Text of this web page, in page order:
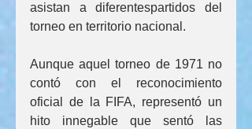
asistan a diferentespartidos del
torneo en territorio nacional.
Aunque aquel torneo de 1971 no
contó con el reconocimiento
oficial de la FIFA, representó un
hito innegable que sentó las